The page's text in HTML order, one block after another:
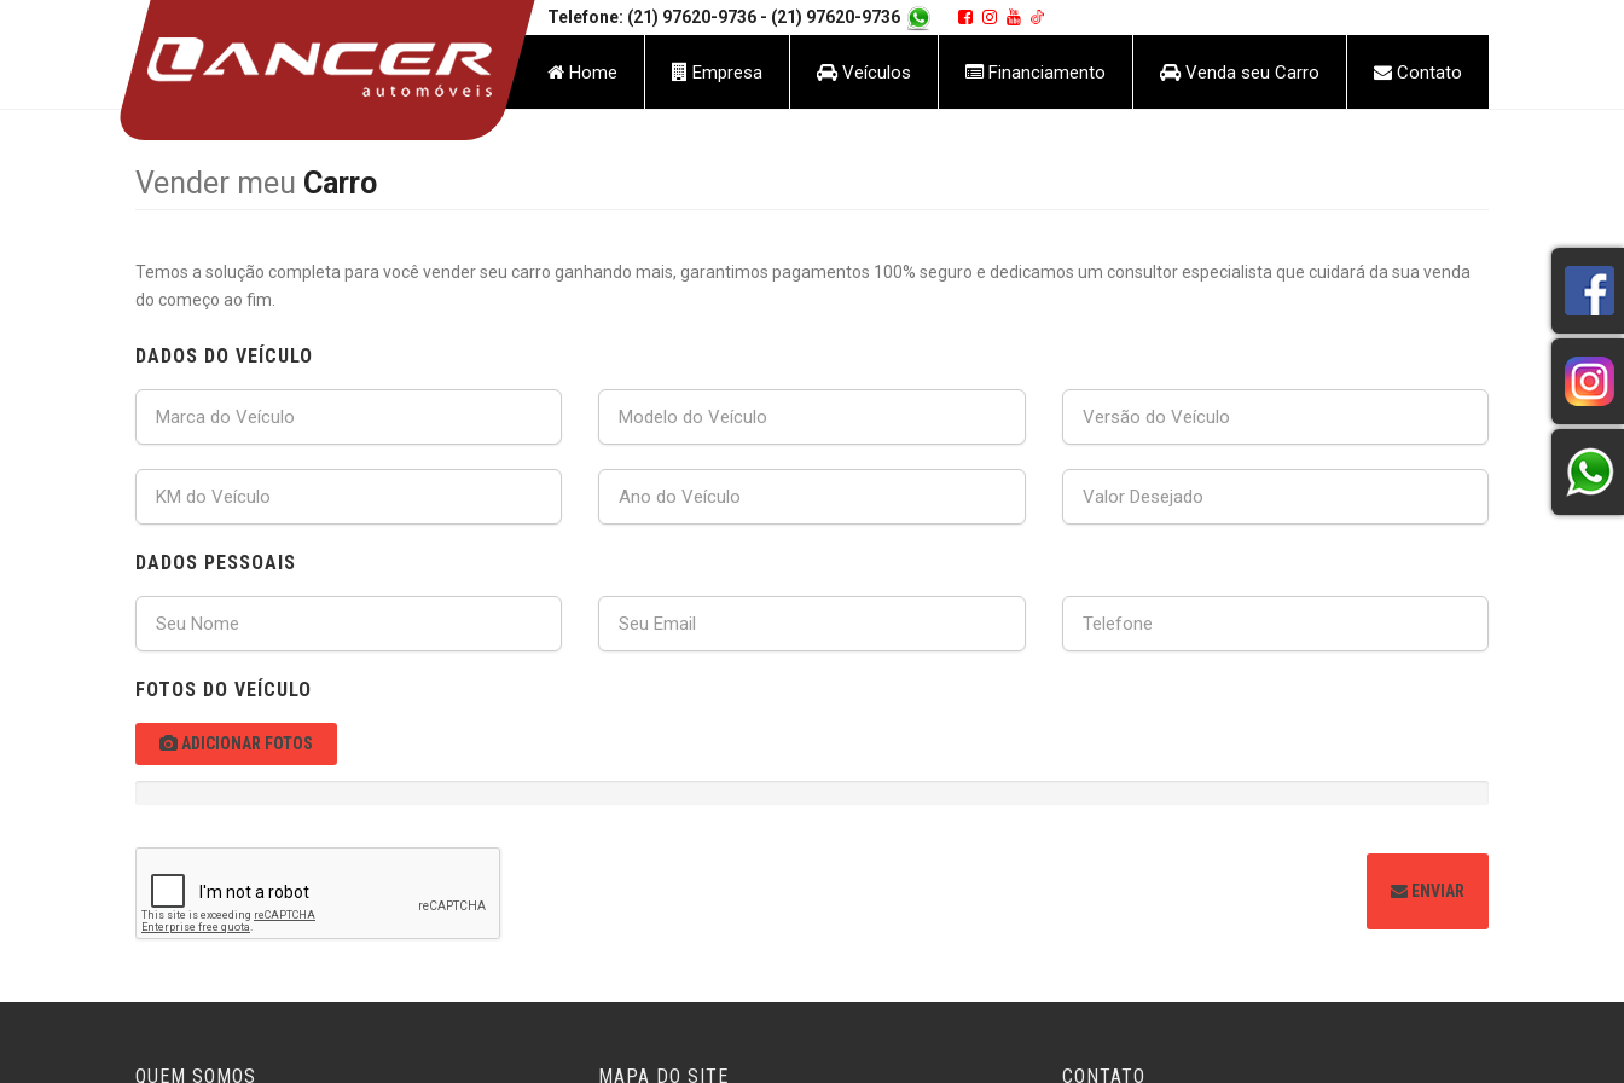
Telefone: (21) 97620-9736 - (21) 97620-9736
Home Empresa Veículos Financiamento Venda seu Carro Contato
Vender meu Carro
Temos a solução completa para você vender seu carro ganhando mais, garantimos pagamentos 100% seguro e dedicamos um consultor especialista que cuidará da sua venda
do começo ao fim.
DADOS DO VEÍCULO
DADOS PESSOAIS
FOTOS DO VEÍCULO
ADICIONAR FOTOS
ENVIAR
QUEM SOMOS MAPA DO SITE CONTATO